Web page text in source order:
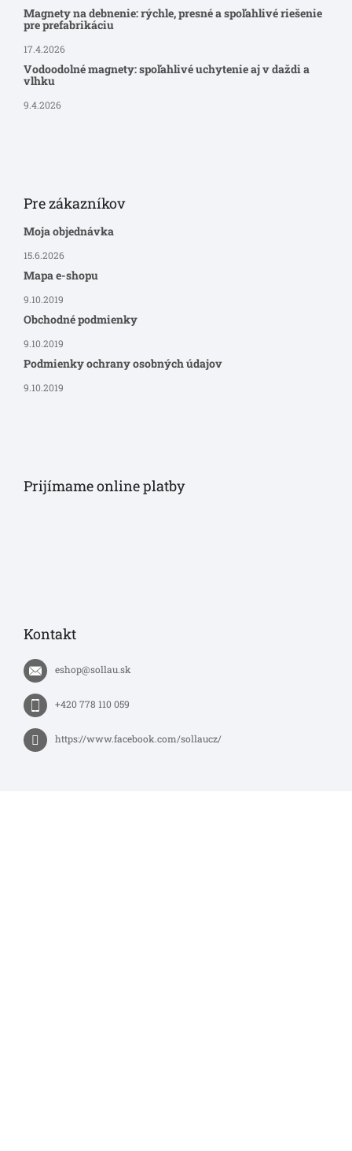
Magnety na debnenie: rýchle, presné a spoľahlivé riešenie
pre prefabrikáciu
17.4.2026
Vodoodolné magnety: spoľahlivé uchytenie aj v daždi a
vlhku
9.4.2026
Pre zákazníkov
Moja objednávka
15.6.2026
Mapa e-shopu
9.10.2019
Obchodné podmienky
9.10.2019
Podmienky ochrany osobných údajov
9.10.2019
Prijímame online platby
Kontakt
eshop@sollau.sk
+420 778 110 059
https://www.facebook.com/sollaucz/